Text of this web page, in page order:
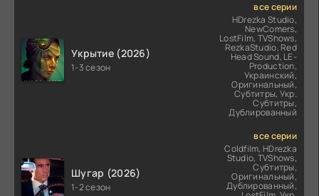
Укрытие (2026)
1-3 сезон
все серии
HDrezka Studio,
NewComers,
LostFilm, TVShows,
RezkaStudio, Red
Head Sound, LE-
Production,
Украинский,
Оригинальный,
Субтитры, Укр.
Субтитры,
Дублированный
Шугар (2026)
1-2 сезон
все серии
Coldfilm, HDrezka
Studio, TVShows,
Субтитры,
Оригинальный,
Дублированный,